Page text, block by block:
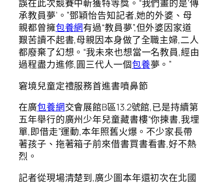
誤在此次競賽中斬獲特等獎。“我們畫的是‘傳
承教員夢’。”鄧穎怡告知記者,她的外婆、母
親都曾擁包養網有過“教員夢”,但外婆因家道
艱苦讀不起書,母親因本身做了全職主婦,二人
都廢棄了幻想。“我未來也想當一名教員,經由
過程盡力進修,圓三代人一個包養夢。”
窘境兒童定禮服務首進書噴鼻節
在廣包養網交會展館B區13.2號館,已是持續第
五年舉行的廣州少年兒童藏書樓“你揀書,我埋
單,即借走”運動,本年照舊火爆。不少家長帶
著孩子、拖著箱子前來借書買書看書,好不熱
烈。
記者從現場清楚到,廣少圖本年還初次在北國